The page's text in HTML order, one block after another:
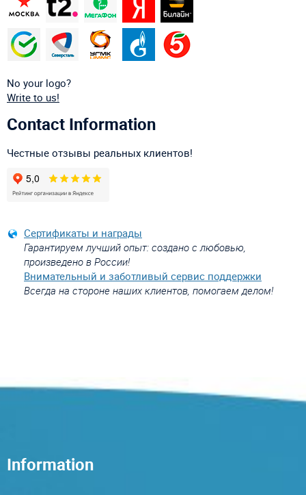
No your logo?
Write to us!
Contact Information
Честные отзывы реальных клиентов!
Сертификаты и награды
Гарантируем лучший опыт: создано с любовью,
произведено в России!
Внимательный и заботливый сервис поддержки
Всегда на стороне наших клиентов, помогаем делом!
Information